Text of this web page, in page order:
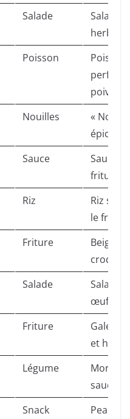
Salade
Salade
herbes
Poisson
poivre.
Nouilles
«
Sauce
Sauce
fritures.
Riz
Riz
le fruit.
Friture
Salade
Salade
œufs
Friture
et
Légume
sauce
Snack
Peau